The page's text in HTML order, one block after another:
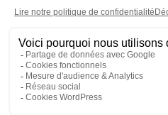
caraïbes
Optez pour une
afin de vous détendre
paysages uniques.